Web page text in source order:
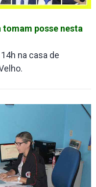
tomam posse nesta
na casa de